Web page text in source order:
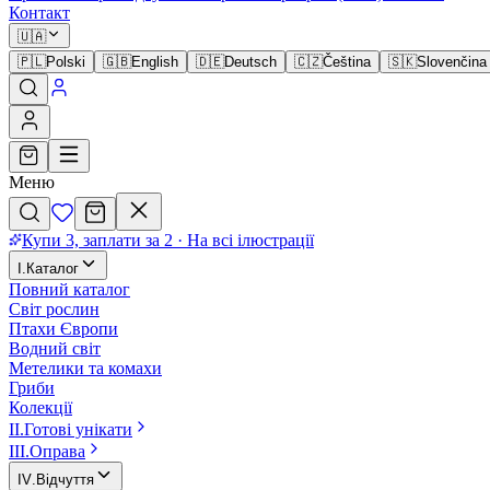
Контакт
🇺🇦
🇵🇱Polski 🇬🇧English 🇩🇪Deutsch 🇨🇿Čeština 🇸🇰Slovenčina
Меню
Купи 3, заплати за 2 · На всі ілюстрації
. Каталог
Повний каталог
Світ рослин
Птахи Європи
Водний світ
Метелики та комахи
Гриби
Колекції
II.Готові унікати
III.Оправа
IV. Відчуття